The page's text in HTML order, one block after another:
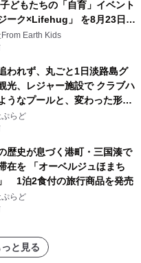
どもたちの「自育」イベント
ジーク×Lifehug」 を8月23日
Earth Kids
われず、丸ごと1日淡路島グ
光、レジャー施設で クラブハ
うなプールと、変わった形の
「THE BOXY AWAJI」のお
まり連泊プランで
らど
歴史が息づく港町・三国湊で
在を 「オーベルジュほまち
1泊2食付の旅行商品を発売
らど
と見る